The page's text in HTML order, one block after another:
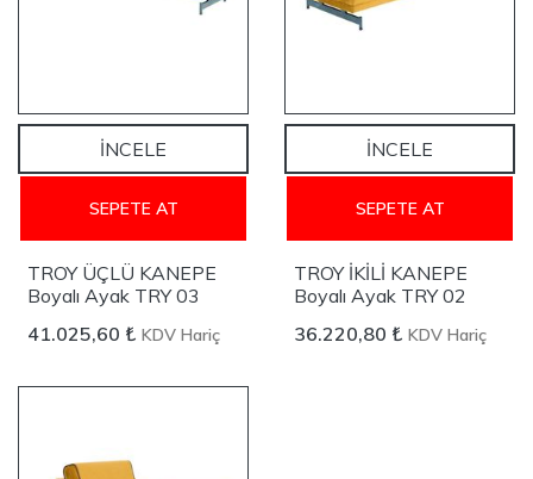
İNCELE
SEPETE AT
TROY ÜÇLÜ KANEPE
Boyalı Ayak TRY 03
41.025,60 ₺ KDV Hariç
İNCELE
SEPETE AT
TROY İKİLİ KANEPE
Boyalı Ayak TRY 02
36.220,80 ₺ KDV Hariç